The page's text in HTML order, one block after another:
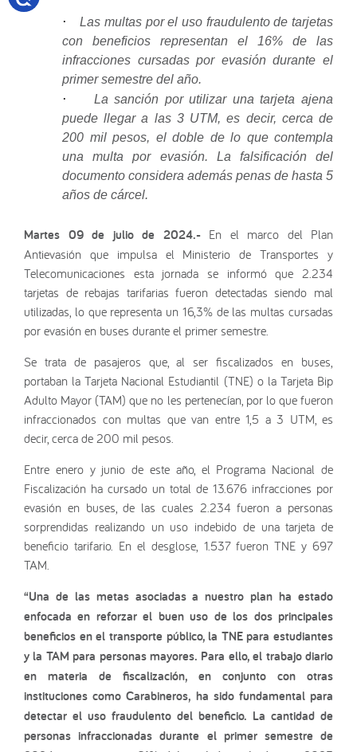
·
Las multas por el uso fraudulento de tarjetas
con beneficios representan el 16% de las
infracciones cursadas por evasión durante el
primer semestre del año.
·
La sanción por utilizar una tarjeta ajena
puede llegar a las 3 UTM, es decir, cerca de
200 mil pesos, el doble de lo que contempla
una multa por evasión. La falsificación del
documento considera además penas de hasta 5
años de cárcel.
Martes 09 de julio de 2024.- En el marco del Plan
Antievasión que impulsa el Ministerio de Transportes y
Telecomunicaciones esta jornada se informó que 2.234
tarjetas de rebajas tarifarias fueron detectadas siendo mal
utilizadas, lo que representa un 16,3% de las multas cursadas
por evasión en buses durante el primer semestre.
Se trata de pasajeros que, al ser fiscalizados en buses,
portaban la Tarjeta Nacional Estudiantil (TNE) o la Tarjeta Bip
Adulto Mayor (TAM) que no les pertenecían, por lo que fueron
infraccionados con multas que van entre 1,5 a 3 UTM, es
decir, cerca de 200 mil pesos.
Entre enero y junio de este año, el Programa Nacional de
Fiscalización ha cursado un total de 13.676 infracciones por
evasión en buses, de las cuales 2.234 fueron a personas
sorprendidas realizando un uso indebido de una tarjeta de
beneficio tarifario. En el desglose, 1.537 fueron TNE y 697
TAM.
“Una de las metas asociadas a nuestro plan ha estado
enfocada en reforzar el buen uso de los dos principales
beneficios en el transporte público, la TNE para estudiantes
y la TAM para personas mayores. Para ello, el trabajo diario
en materia de fiscalización, en conjunto con otras
instituciones como Carabineros, ha sido fundamental para
detectar el uso fraudulento del beneficio. La cantidad de
personas infraccionadas durante el primer semestre de